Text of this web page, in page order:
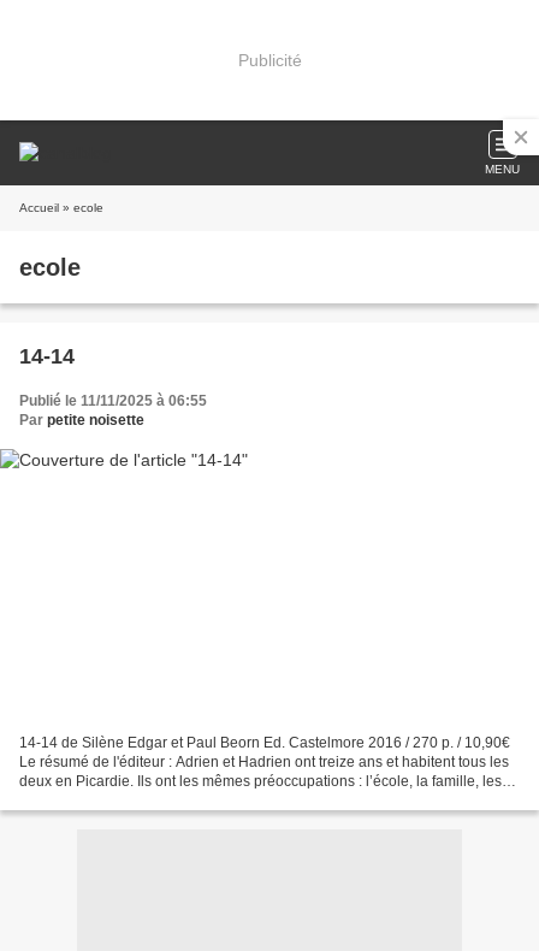
Publicité
MENU
Accueil » ecole
ecole
14-14
Publié le 11/11/2025 à 06:55
Par petite noisette
14-14 de Silène Edgar et Paul Beorn Ed. Castelmore 2016 / 270 p. / 10,90€
Le résumé de l'éditeur : Adrien et Hadrien ont treize ans et habitent tous les
deux en Picardie. Ils ont les mêmes préoccupations : l’école, la famille, les